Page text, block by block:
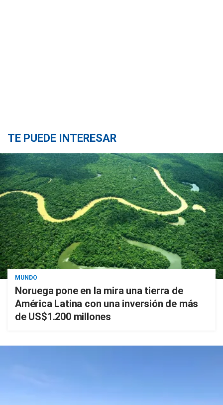
TE PUEDE INTERESAR
MUNDO
Noruega pone en la mira una tierra de
América Latina con una inversión de más
de US$1.200 millones